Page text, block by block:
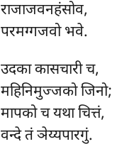
राजाजवनहंसोव,
परमग्गजवो भवे.
उदकाकासचारी च,
महिनिमुज्जको जिनो;
मापको च यथा चित्तं,
वन्दे तं ञेय्यपारगुं.